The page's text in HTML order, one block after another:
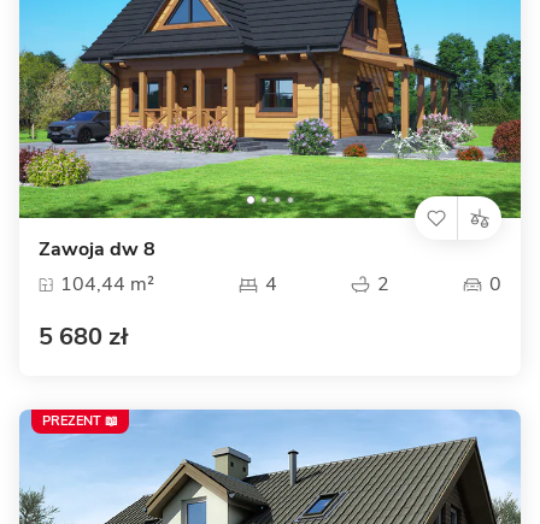
Zawoja dw 8
104,44 m²
4 2 0
5 680 zł
PREZENT 📖